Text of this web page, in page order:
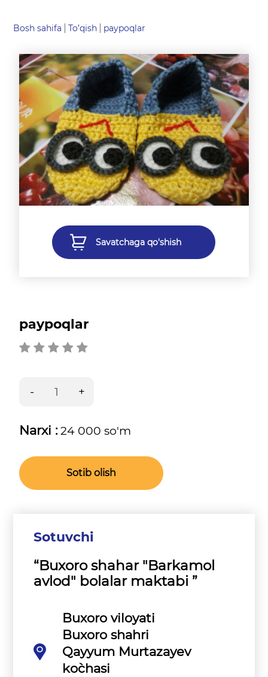
Bosh sahifa To’qish paypoqlar
Savatchaga qo'shish
paypoqlar
Narxi :24 000 so'm
Sotib olish
Sotuvchi
“Buxoro shahar "Barkamol
avlod" bolalar maktabi ”
Buxoro viloyati
Buxoro shahri
Qayyum Murtazayev
ko`chasi